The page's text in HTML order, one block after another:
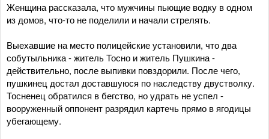
Женщина рассказала, что мужчины пьющие водку в одном
из домов, что-то не поделили и начали стрелять.
Выехавшие на место полицейские установили, что два
собутыльника - житель Тосно и житель Пушкина -
действительно, после выпивки повздорили. После чего,
пушкинец достал доставшуюся по наследству двустволку.
Тосненец обратился в бегство, но удрать не успел -
вооруженный оппонент разрядил картечь прямо в ягодицы
убегающему.